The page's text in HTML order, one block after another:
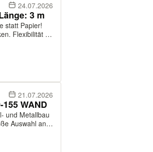
24.07.2026
3 m
statt Papier!
Flexibilität -
21.07.2026
WAND
Auswahl an